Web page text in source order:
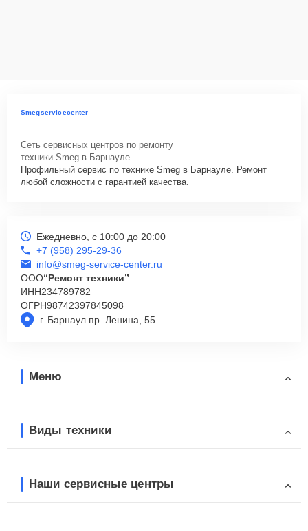
Smegservicecenter
Сеть сервисных центров по ремонту
техники Smeg в Барнауле.
Профильный сервис по технике Smeg в Барнауле. Ремонт
любой сложности с гарантией качества.
г. Барнаул пр. Ленина, 55
Ежедневно, с 10:00 до 20:00
+7 (958) 295-29-36
info@smeg-service-center.ru
ООО“Ремонт техники”
ИНН234789782
ОГРН98742397845098
Меню
Виды техники
Наши сервисные центры